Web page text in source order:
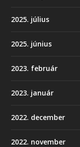
2025. július
2025. június
2023. február
2023. január
2022. december
2022. november